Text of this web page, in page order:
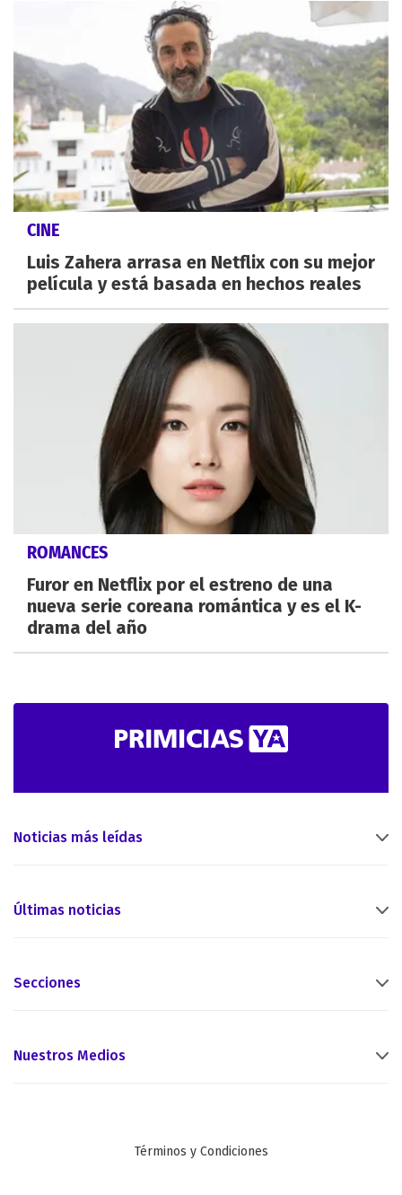
CINE
Luis Zahera arrasa en Netflix con su mejor
película y está basada en hechos reales
ROMANCES
Furor en Netflix por el estreno de una
nueva serie coreana romántica y es el K-
drama del año
Noticias más leídas
Últimas noticias
Secciones
Nuestros Medios
Términos y Condiciones